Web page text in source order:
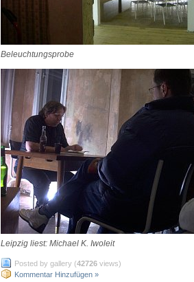
Beleuchtungsprobe
Leipzig liest: Michael K. Iwoleit
Posted by gallery (42726 views)
Kommentar Hinzufügen »